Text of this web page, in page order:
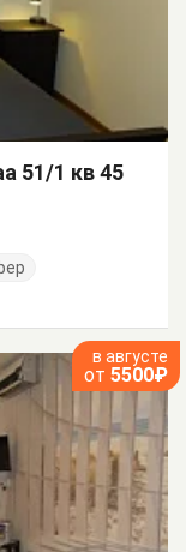
51/1 кв 45
в августе
от 5500₽